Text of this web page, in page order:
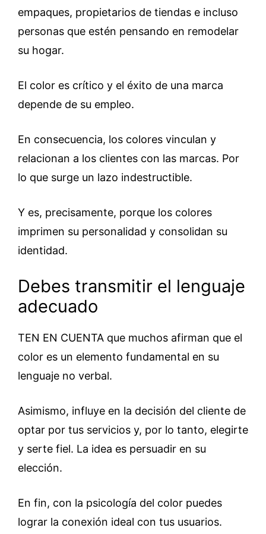
empaques, propietarios de tiendas e incluso
personas que estén pensando en remodelar
su hogar.
El color es crítico y el éxito de una marca
depende de su empleo.
En consecuencia, los colores vinculan y
relacionan a los clientes con las marcas. Por
lo que surge un lazo indestructible.
Y es, precisamente, porque los colores
imprimen su personalidad y consolidan su
identidad.
Debes transmitir el lenguaje
adecuado
TEN EN CUENTA que muchos afirman que el
color es un elemento fundamental en su
lenguaje no verbal.
Asimismo, influye en la decisión del cliente de
optar por tus servicios y, por lo tanto, elegirte
y serte fiel. La idea es persuadir en su
elección.
En fin, con la psicología del color puedes
lograr la conexión ideal con tus usuarios.